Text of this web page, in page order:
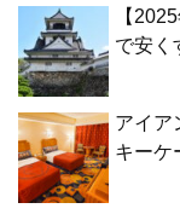
【
で安く
アイア
キーケ